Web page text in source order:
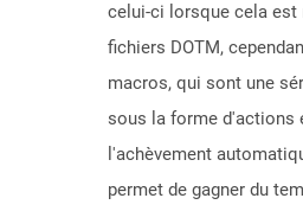
celui-ci lorsque cela est
fichiers DOTM,
macros, qui sont une
sous la forme d'actions
l'achèvement
permet de gagner du